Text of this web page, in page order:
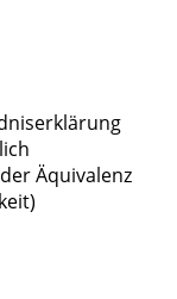
Äquivalenz